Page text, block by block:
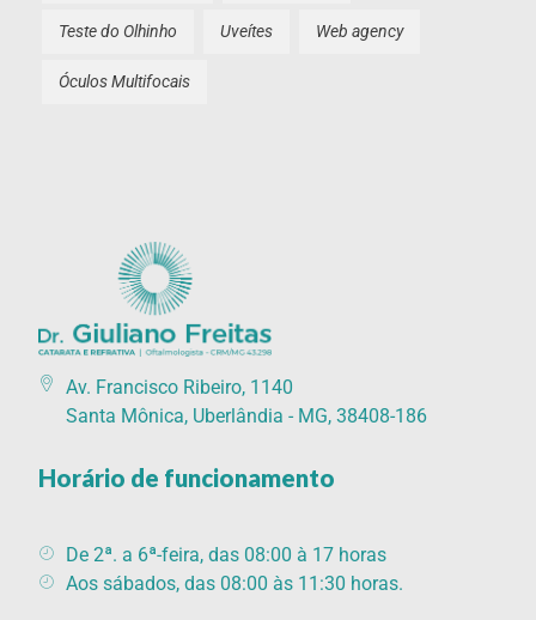
Teste do Olhinho Uveítes Web agency
Óculos Multifocais
Av. Francisco Ribeiro, 1140
Santa Mônica, Uberlândia - MG, 38408-186
Horário de funcionamento
De 2ª. a 6ª-feira, das 08:00 à 17 horas
Aos sábados, das 08:00 às 11:30 horas.